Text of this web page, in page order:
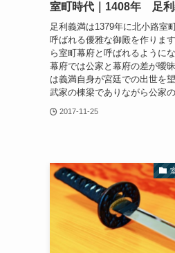
室町時代｜1408年 足利
足利義満は1379年に北小路室
呼ばれる優雅な御殿を作りま
ら室町幕府と呼ばれるように
幕府では公家と幕府の差が曖
は義満自身が宮廷での出世を望
武家の棟梁でありながら公家の
2017-11-25